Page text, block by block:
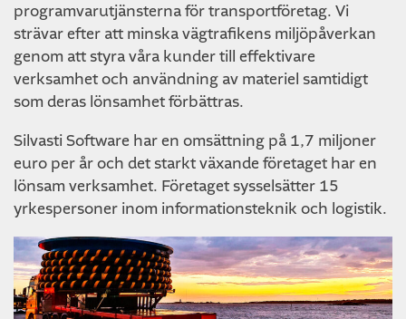
programvarutjänsterna för transportföretag. Vi
strävar efter att minska vägtrafikens miljöpåverkan
genom att styra våra kunder till effektivare
verksamhet och användning av materiel samtidigt
som deras lönsamhet förbättras.
Silvasti Software har en omsättning på 1,7 miljoner
euro per år och det starkt växande företaget har en
lönsam verksamhet. Företaget sysselsätter 15
yrkespersoner inom informationsteknik och logistik.